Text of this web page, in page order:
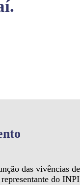
das vivências de
do INPI